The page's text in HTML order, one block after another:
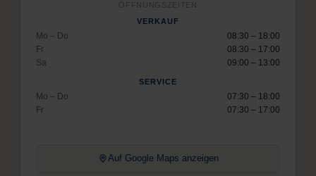
ÖFFNUNGSZEITEN
VERKAUF
Mo – Do
08:30 – 18:00
Fr
08:30 – 17:00
Sa
09:00 – 13:00
SERVICE
Mo – Do
07:30 – 18:00
Fr
07:30 – 17:00
Auf Google Maps anzeigen